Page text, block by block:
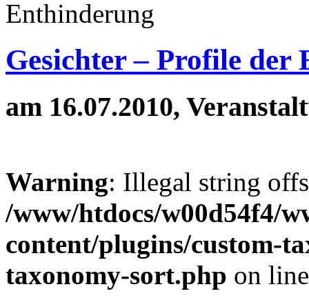
Gesichter – Profile der
am 16.07.2010,
Warning: Illegal string
/www/htdocs/w00d54f4/
content/plugins/custom-
taxonomy-sort.php on